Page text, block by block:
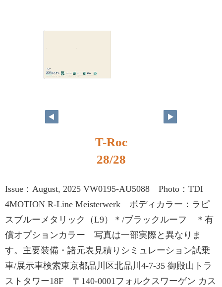
T-Roc
28/28
Issue：August, 2025 VW0195-AU5088 Photo：TDI
4MOTION R-Line Meisterwerk ボディカラー：ラピ
スブルーメタリック（L9）＊/ブラックルーフ ＊有
償オプションカラー 写真は一部実際と異なりま
す。主要装備・諸元表見積りシミュレーション試乗
車/展示車検索東京都品川区北品川4-7-35 御殿山トラ
ストタワー18F 〒140-0001フォルクスワーゲン カス